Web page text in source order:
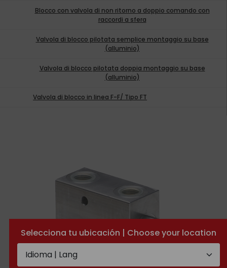
Selecciona tu ubicación | Choose your location
Blocco con valvola di non ritorno a doppio comando con
raccordi a sfera
Valvola di blocco pilotata semplice montaggio su base
(alluminio)
Valvola di blocco pilotata doppia montaggio su base
(alluminio)
Valvola di blocco in linea F-F/ Tipo FT